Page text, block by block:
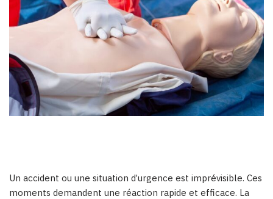
Un accident ou une situation d’urgence est imprévisible. Ces
moments demandent une réaction rapide et efficace. La